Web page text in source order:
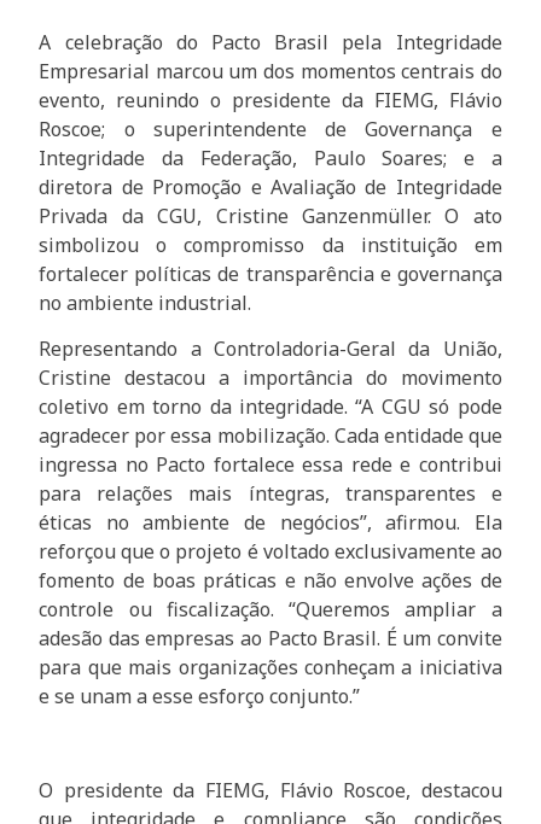
A celebração do Pacto Brasil pela Integridade
Empresarial marcou um dos momentos centrais do
evento, reunindo o presidente da FIEMG, Flávio
Roscoe; o superintendente de Governança e
Integridade da Federação, Paulo Soares; e a
diretora de Promoção e Avaliação de Integridade
Privada da CGU, Cristine Ganzenmüller. O ato
simbolizou o compromisso da instituição em
fortalecer políticas de transparência e governança
no ambiente industrial.
Representando a Controladoria-Geral da União,
Cristine destacou a importância do movimento
coletivo em torno da integridade. “A CGU só pode
agradecer por essa mobilização. Cada entidade que
ingressa no Pacto fortalece essa rede e contribui
para relações mais íntegras, transparentes e
éticas no ambiente de negócios”, afirmou. Ela
reforçou que o projeto é voltado exclusivamente ao
fomento de boas práticas e não envolve ações de
controle ou fiscalização. “Queremos ampliar a
adesão das empresas ao Pacto Brasil. É um convite
para que mais organizações conheçam a iniciativa
e se unam a esse esforço conjunto.”
O presidente da FIEMG, Flávio Roscoe, destacou